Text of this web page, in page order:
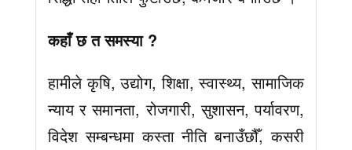
कहाँ छ त समस्या ?
हामीले कृषि, उद्योग, शिक्षा, स्वास्थ्य, सामाजिक
न्याय र समानता, रोजगारी, सुशासन, पर्यावरण,
विदेश सम्बन्धमा कस्ता नीति बनाउँछौँ, कसरी